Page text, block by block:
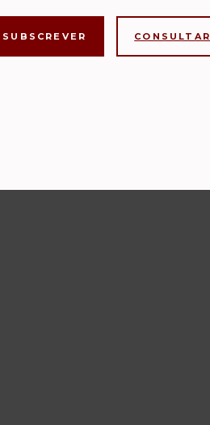
CONSULTAR